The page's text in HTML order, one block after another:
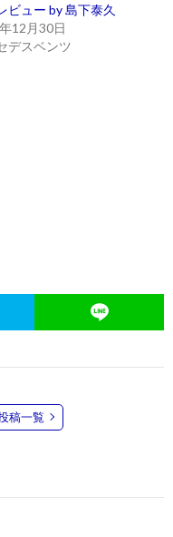
ビュー by 島下泰久
12月30日
デスベンツ
稿一覧